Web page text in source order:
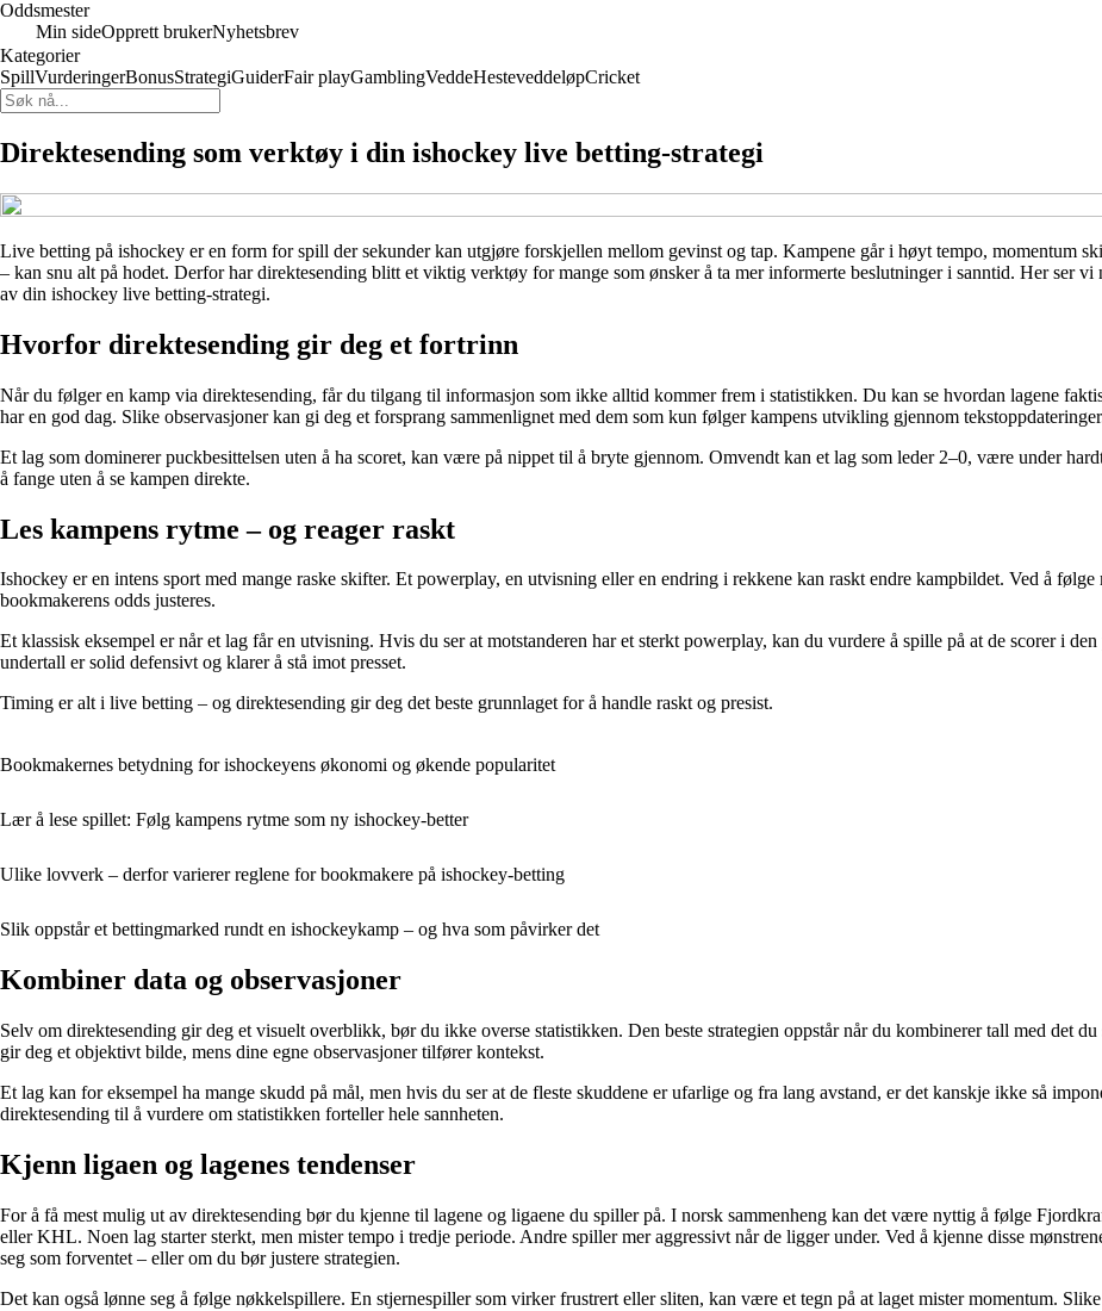
Oddsmester
Min sideOpprett brukerNyhetsbrev
Kategorier
SpillVurderingerBonusStrategiGuiderFair playGamblingVeddeHesteveddeløpCricket
Direktesending som verktøy i din ishockey live betting-strategi
Live betting på ishockey er en form for spill der sekunder kan utgjøre forskjellen mellom gevinst og tap. Kampene går i høyt tempo, momentum
– kan snu alt på hodet. Derfor har direktesending blitt et viktig verktøy for mange som ønsker å ta mer informerte beslutninger i sanntid. Her ser
av din ishockey live betting-strategi.
Hvorfor direktesending gir deg et fortrinn
Når du følger en kamp via direktesending, får du tilgang til informasjon som ikke alltid kommer frem i statistikken. Du kan se hvordan lagene
har en god dag. Slike observasjoner kan gi deg et forsprang sammenlignet med dem som kun følger kampens utvikling gjennom
Et lag som dominerer puckbesittelsen uten å ha scoret, kan være på nippet til å bryte gjennom. Omvendt kan et lag som leder 2–0, være under
å fange uten å se kampen direkte.
Les kampens rytme – og reager raskt
Ishockey er en intens sport med mange raske skifter. Et powerplay, en utvisning eller en endring i rekkene kan raskt endre kampbildet. Ved å
bookmakerens odds justeres.
Et klassisk eksempel er når et lag får en utvisning. Hvis du ser at motstanderen har et sterkt powerplay, kan du vurdere å spille på at de scorer i
undertall er solid defensivt og klarer å stå imot presset.
Timing er alt i live betting – og direktesending gir deg det beste grunnlaget for å handle raskt og presist.
Bookmakernes betydning for ishockeyens økonomi og økende popularitet
Lær å lese spillet: Følg kampens rytme som ny ishockey-better
Ulike lovverk – derfor varierer reglene for bookmakere på ishockey-betting
Slik oppstår et bettingmarked rundt en ishockeykamp – og hva som påvirker det
Kombiner data og observasjoner
Selv om direktesending gir deg et visuelt overblikk, bør du ikke overse statistikken. Den beste strategien oppstår når du kombinerer tall med det
gir deg et objektivt bilde, mens dine egne observasjoner tilfører kontekst.
Et lag kan for eksempel ha mange skudd på mål, men hvis du ser at de fleste skuddene er ufarlige og fra lang avstand, er det kanskje ikke så
direktesending til å vurdere om statistikken forteller hele sannheten.
Kjenn ligaen og lagenes tendenser
For å få mest mulig ut av direktesending bør du kjenne til lagene og ligaene du spiller på. I norsk sammenheng kan det være nyttig å følge
eller KHL. Noen lag starter sterkt, men mister tempo i tredje periode. Andre spiller mer aggressivt når de ligger under. Ved å kjenne disse
seg som forventet – eller om du bør justere strategien.
Det kan også lønne seg å følge nøkkelspillere. En stjernespiller som virker frustrert eller sliten, kan være et tegn på at laget mister momentum.